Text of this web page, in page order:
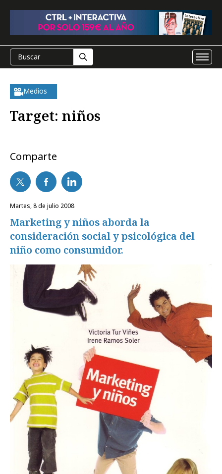
Medios
Target: niños
Comparte
martes, 8 de julio 2008
Marketing y niños aborda la
consideración social y psicológica del
niño como consumidor.